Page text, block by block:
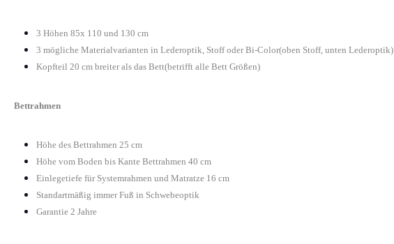
3 Höhen 85x 110 und 130 cm
3 mögliche Materialvarianten in Lederoptik, Stoff oder Bi-Color(oben Stoff, unten Lederoptik)
Kopfteil 20 cm breiter als das Bett(betrifft alle Bett Größen)
Bettrahmen
Höhe des Bettrahmen 25 cm
Höhe vom Boden bis Kante Bettrahmen 40 cm
Einlegetiefe für Systemrahmen und Matratze 16 cm
Standartmäßig immer Fuß in Schwebeoptik
Garantie 2 Jahre